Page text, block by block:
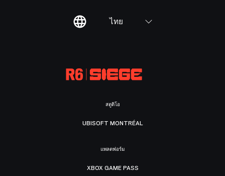
ไทย
สตูดิโอ
UBISOFT MONTRÉAL
แพลตฟอร์ม
XBOX GAME PASS